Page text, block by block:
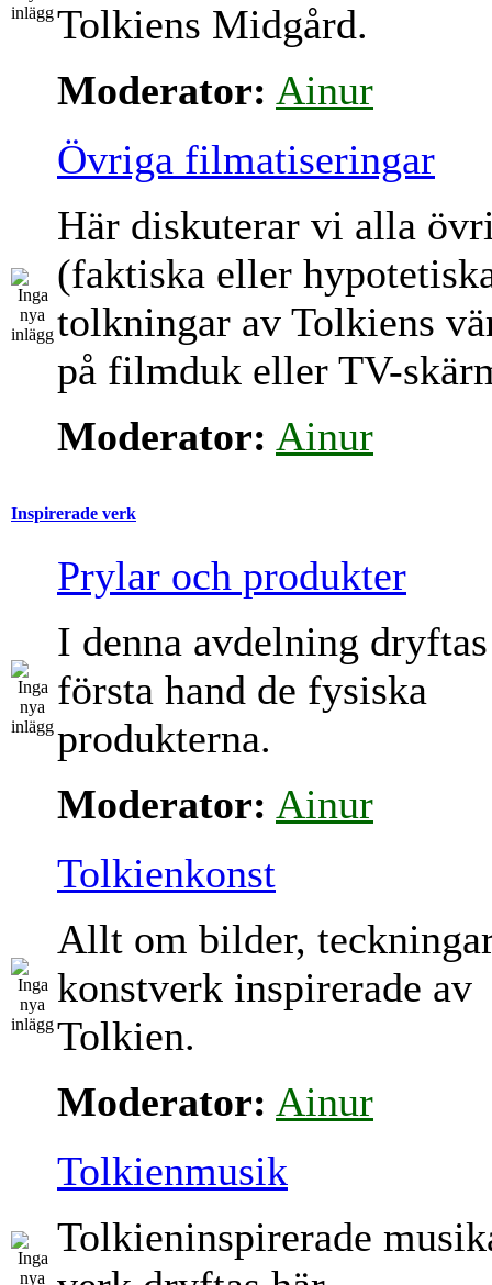
Tolkiens Midgård.
Moderator: Ainur
Övriga filmatiseringar
Här diskuterar vi alla
(faktiska eller
tolkningar av Tolkiens
på filmduk eller TV-
Moderator: Ainur
Inspirerade verk
Prylar och produkter
I denna avdelning
första hand de fysiska
produkterna.
Moderator: Ainur
Tolkienkonst
Allt om bilder,
konstverk inspirerade av
Tolkien.
Moderator: Ainur
Tolkienmusik
Tolkieninspirerade